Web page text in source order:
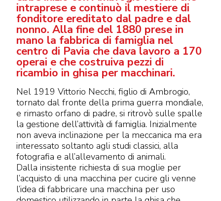
intraprese e continuò il mestiere di
fonditore ereditato dal padre e dal
nonno. Alla fine del 1880 prese in
mano la fabbrica di famiglia nel
centro di Pavia che dava lavoro a 170
operai e che costruiva pezzi di
ricambio in ghisa per macchinari.
Nel 1919 Vittorio Necchi, figlio di Ambrogio,
tornato dal fronte della prima guerra mondiale,
e rimasto orfano di padre, si ritrovò sulle spalle
la gestione dell’attività di famiglia. Inizialmente
non aveva inclinazione per la meccanica ma era
interessato soltanto agli studi classici, alla
fotografia e all’allevamento di animali.
Dalla insistente richiesta di sua moglie per
l’acquisto di una macchina per cucire gli venne
l’idea di fabbricare una macchina per uso